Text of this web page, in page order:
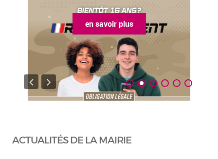
en savoir plus
ACTUALITÉS DE LA MAIRIE